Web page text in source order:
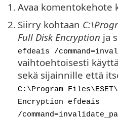
1. Avaa
2. Siirry kohtaan
Full Disk Encryption ja
efdeais /
vaihtoehtoisesti
sekä sijainnille että
C:\Program
Encryption efdeais
/